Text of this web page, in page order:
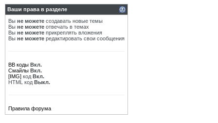
Ваши права в разделе
Вы не можете создавать новые темы
Вы не можете отвечать в темах
Вы не можете прикреплять вложения
Вы не можете редактировать свои сообщения
BB коды Вкл.
Смайлы Вкл.
[IMG] код Вкл.
HTML код Выкл.
Правила форума